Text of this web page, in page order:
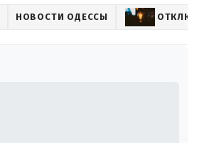
НОВОСТИ ОДЕССЫ